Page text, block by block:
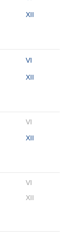
XII
VI
XII
VI
XII
VI
XII